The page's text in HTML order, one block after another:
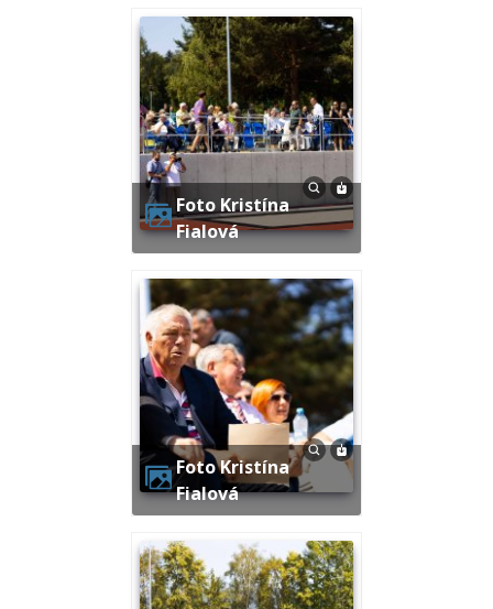
Foto Kristína
Fialová
Foto Kristína
Fialová